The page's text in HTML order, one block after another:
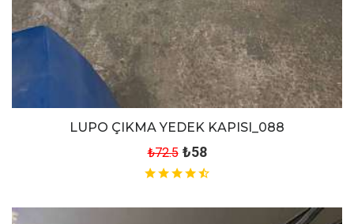
LUPO ÇIKMA YEDEK KAPISI_088
₺72.5 ₺58